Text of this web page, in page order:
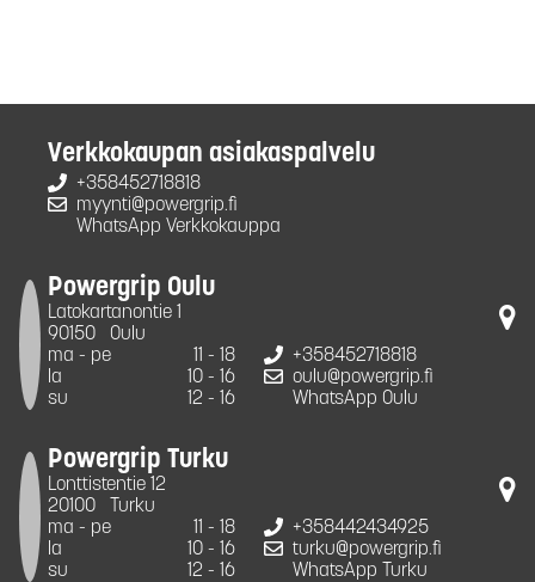
Verkkokaupan asiakaspalvelu
+358452718818
myynti@powergrip.fi
WhatsApp Verkkokauppa
Powergrip Oulu
Latokartanontie 1
90150
Oulu
ma - pe
11 - 18
la
10 - 16
su
12 - 16
+358452718818
oulu@powergrip.fi
WhatsApp Oulu
Powergrip Turku
Lonttistentie 12
20100
Turku
ma - pe
11 - 18
la
10 - 16
su
12 - 16
+358442434925
turku@powergrip.fi
WhatsApp Turku